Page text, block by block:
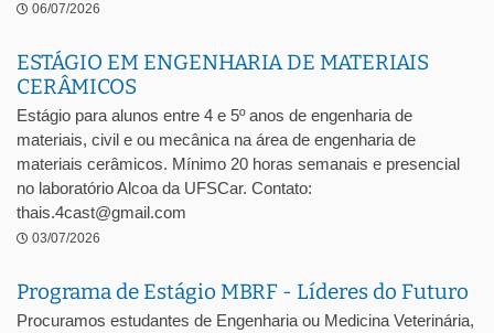
06/07/2026
ESTÁGIO EM ENGENHARIA DE MATERIAIS
CERÂMICOS
Estágio para alunos entre 4 e 5º anos de engenharia de
materiais, civil e ou mecânica na área de engenharia de
materiais cerâmicos. Mínimo 20 horas semanais e presencial
no laboratório Alcoa da UFSCar. Contato:
thais.4cast@gmail.com
03/07/2026
Programa de Estágio MBRF - Líderes do Futuro
Procuramos estudantes de Engenharia ou Medicina Veterinária,